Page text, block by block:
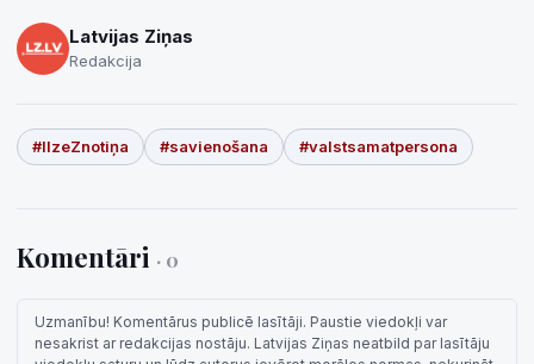
Latvijas Ziņas
Redakcija
#IlzeZnotiņa #savienošana #valstsamatpersona
Komentāri · 0
Uzmanību! Komentārus publicē lasītāji. Paustie viedokļi var
nesakrist ar redakcijas nostāju. Latvijas Ziņas neatbild par lasītāju